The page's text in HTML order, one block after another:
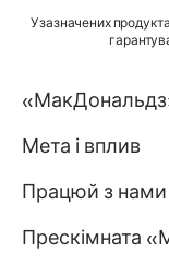
У зазначених
Мета і вплив
Працюй з нами
Прескімната